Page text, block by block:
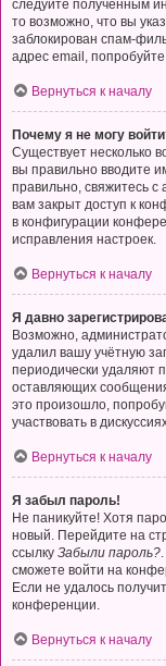
следуйте полученным
то возможно, что вы
заблокирован спам-
адрес email,
Вернуться к началу
Почему я не могу
Существует несколько
вы правильно вводите
правильно, свяжитесь
вам закрыт доступ к
в конфигурации
исправления настроек.
Вернуться к началу
Я давно
Возможно,
удалил вашу учётную
периодически удаляют
оставляющих
это произошло,
участвовать в
Вернуться к началу
Я забыл пароль!
Не паникуйте! Хотя
новый. Перейдите на
ссылку Забыли пароль?
сможете войти на
Если не удалось
конференции.
Вернуться к началу